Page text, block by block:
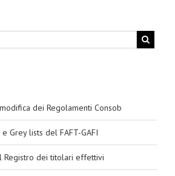
dei Regolamenti Consob
Grey lists del FAFT-GAFI
dei titolari effettivi